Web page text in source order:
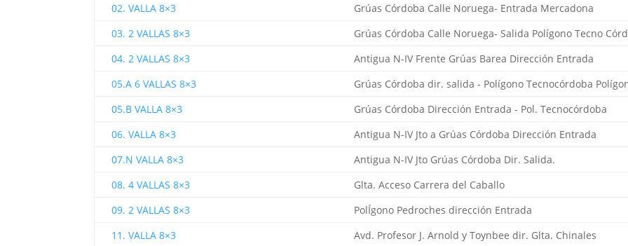
02. VALLA 8×3
Grúas Córdoba Calle Noruega- Entrada Mercadona
03. 2 VALLAS 8×3
Grúas Córdoba Calle Noruega- Salida Polígono Tecno
04. 2 VALLAS 8×3
Antigua N-IV Frente Grúas Barea Dirección Entrada
05.A 6 VALLAS 8×3
Grúas Córdoba dir. salida - Polígono Tecnocórdoba
05.B VALLA 8×3
Grúas Córdoba Dirección Entrada - Pol. Tecnocórdoba
06. VALLA 8×3
Antigua N-IV Jto a Grúas Córdoba Dirección Entrada
07.N VALLA 8×3
Antigua N-IV Jto Grúas Córdoba Dir. Salida.
08. 4 VALLAS 8×3
Glta. Acceso Carrera del Caballo
09. 2 VALLAS 8×3
PolÍgono Pedroches dirección Entrada
11. VALLA 8×3
Avd. Profesor J. Arnold y Toynbee dir. Glta. Chinales